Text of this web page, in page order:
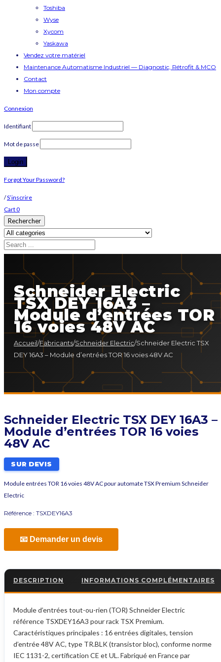
Toshiba
Wyse
Xycom
Yaskawa
Vendez votre matériel
Maintenance Automatisme Industriel — Diagnostic, Rétrofit & MCO
Contact
Mon compte
Connexion
Identifiant
Mot de passe
Forgot Your Password?
/S’inscrire
Cart0
Rechercher
Schneider Electric
TSX DEY 16A3 –
Module d’entrées TOR
16 voies 48V AC
Accueil/Fabricants/Schneider Electric/Schneider Electric TSX
DEY 16A3 – Module d’entrées TOR 16 voies 48V AC
Schneider Electric TSX DEY 16A3 –
Module d’entrées TOR 16 voies
48V AC
SUR DEVIS
Module entrées TOR 16 voies 48V AC pour automate TSX Premium Schneider
Electric
Référence : TSXDEY16A3
📧 Demander un devis
DESCRIPTION INFORMATIONS COMPLÉMENTAIRES
Module d’entrées tout-ou-rien (TOR) Schneider Electric
référence TSXDEY16A3 pour rack TSX Premium.
Caractéristiques principales : 16 entrées digitales, tension
d’entrée 48V AC, type TR.BLK (transistor bloc), conforme norme
IEC 1131-2, certification CE et UL. Fabriqué en France par